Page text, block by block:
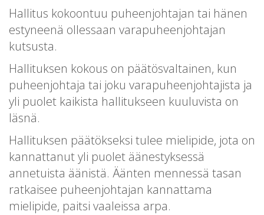
Hallitus kokoontuu puheenjohtajan tai hänen
estyneenä ollessaan varapuheenjohtajan
kutsusta.
Hallituksen kokous on päätösvaltainen, kun
puheenjohtaja tai joku varapuheenjohtajista ja
yli puolet kaikista hallitukseen kuuluvista on
läsnä.
Hallituksen päätökseksi tulee mielipide, jota on
kannattanut yli puolet äänestyksessä
annetuista äänistä. Äänten mennessä tasan
ratkaisee puheenjohtajan kannattama
mielipide, paitsi vaaleissa arpa.